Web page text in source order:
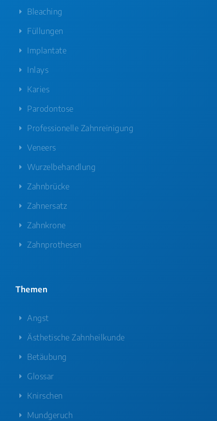
Bleaching
Füllungen
Implantate
Inlays
Karies
Parodontose
Professionelle Zahnreinigung
Veneers
Wurzelbehandlung
Zahnbrücke
Zahnersatz
Zahnkrone
Zahnprothesen
Themen
Angst
Ästhetische Zahnheilkunde
Betäubung
Glossar
Knirschen
Mundgeruch